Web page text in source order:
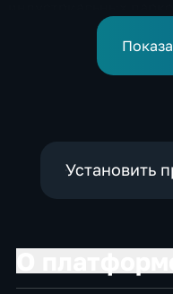
Ярославской области
Установить